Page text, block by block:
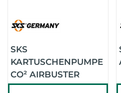
SKS
KARTUSCHENPUMPE
CO² AIRBUSTER
LÄNGE: 125 MM